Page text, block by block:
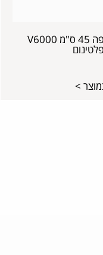
מכונת קפה 45 ס"מ V6000
>